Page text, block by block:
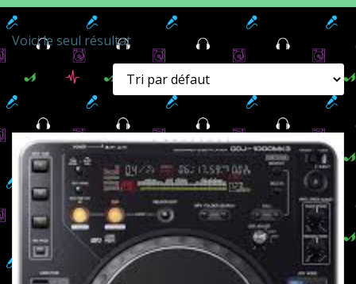
Voici le seul résultat